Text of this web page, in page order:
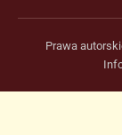
Prawa